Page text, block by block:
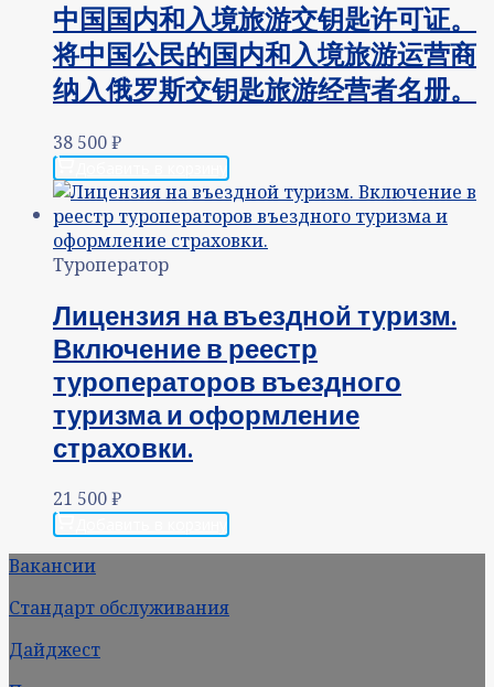
中国国内和入境旅游交钥匙许可证。
将中国公民的国内和入境旅游运营商
纳入俄罗斯交钥匙旅游经营者名册。
38 500₽
Туроператор
Лицензия на въездной туризм.
Включение в реестр
туроператоров въездного
туризма и оформление
страховки.
21 500₽
Вакансии
Стандарт обслуживания
Дайджест